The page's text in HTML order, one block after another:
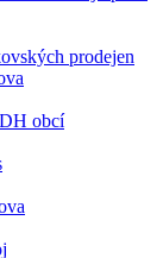
prodejen
obcí